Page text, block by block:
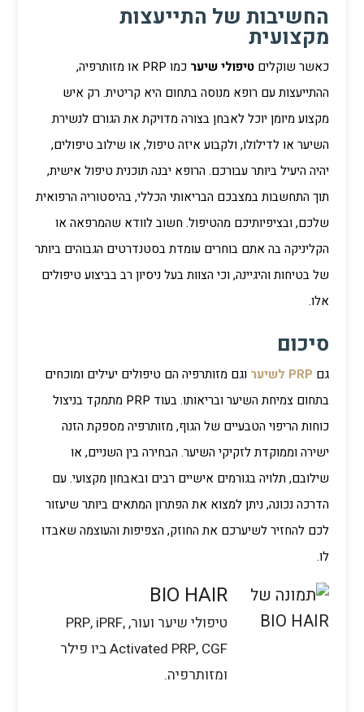
החשיבות של התייעצות
מקצועית
כאשר שוקלים טיפולי שיער
כמו PRP או מזותרפיה,
ההתייעצות עם רופא מנוסה בתחום היא קריטית. רק איש
מקצוע מיומן יוכל לאבחן בצורה מדויקת את הגורם לנשירת
השיער או לדילולו, ולקבוע איזה טיפול, או שילוב טיפולים,
יהיה היעיל ביותר עבורכם. הרופא יבנה תוכנית טיפול אישית,
תוך התחשבות במצבכם הבריאותי הכללי, בהיסטוריה הרפואית
שלכם, ובציפיותיכם מהטיפול. חשוב לוודא שהמרפאה או
הקליניקה בה אתם בוחרים עומדת בסטנדרטים הגבוהים ביותר
של בטיחות והיגיינה, וכי הצוות בעל ניסיון רב בביצוע טיפולים
אלו.
סיכום
גם PRP לשיער
וגם מזותרפיה הם טיפולים יעילים ומוכחים
בתחום צמיחת השיער ובריאותו. בעוד PRP מתמקד בניצול
כוחות הריפוי הטבעיים של הגוף, מזותרפיה מספקת הזנה
ישירה וממוקדת לזקיקי השיער. הבחירה בין השניים, או
שילובם, תלויה בגורמים אישיים רבים ובאבחון מקצועי. עם
הדרכה נכונה, ניתן למצוא את הפתרון המתאים ביותר שיעזור
לכם להחזיר לשיערכם את החוזק, הצפיפות והעוצמה שאבדו
לו.
BIO HAIR
טיפולי שיער ועור, PRP, iPRF,
Activated PRP, CGF ביו פילר
ומזותרפיה.